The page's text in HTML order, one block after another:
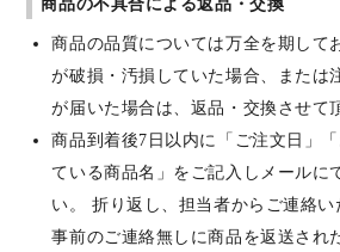
商品の不具合による返品・交換
商品の品質については万全を期して
が破損・汚損していた場合、または
が届いた場合は、返品・交換させて
商品到着後7日以内に「ご注文日」
ている商品名」をご記入しメールに
い。 折り返し、担当者からご連絡い
事前のご連絡無しに商品を返送され